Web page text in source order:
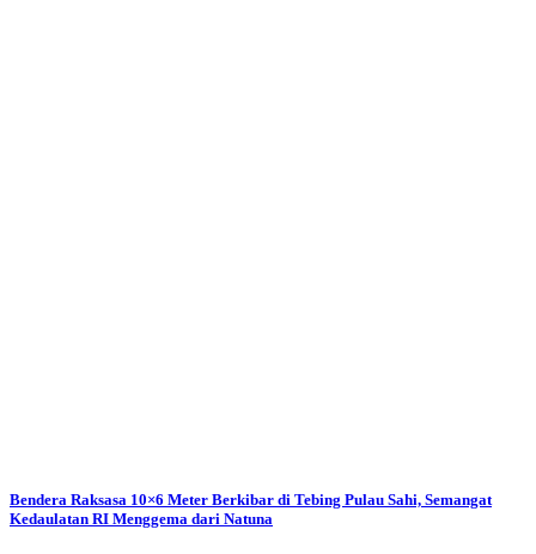
Bendera Raksasa 10×6 Meter Berkibar di Tebing Pulau Sahi, Semangat
Kedaulatan RI Menggema dari Natuna